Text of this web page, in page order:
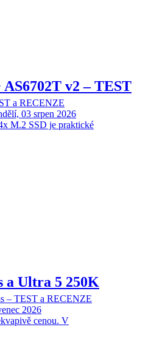
v2 – TEST
a RECENZE
03 srpen 2026
M.2 SSD je praktické
a Ultra 5 250K
– TEST a RECENZE
2026
cenou. V